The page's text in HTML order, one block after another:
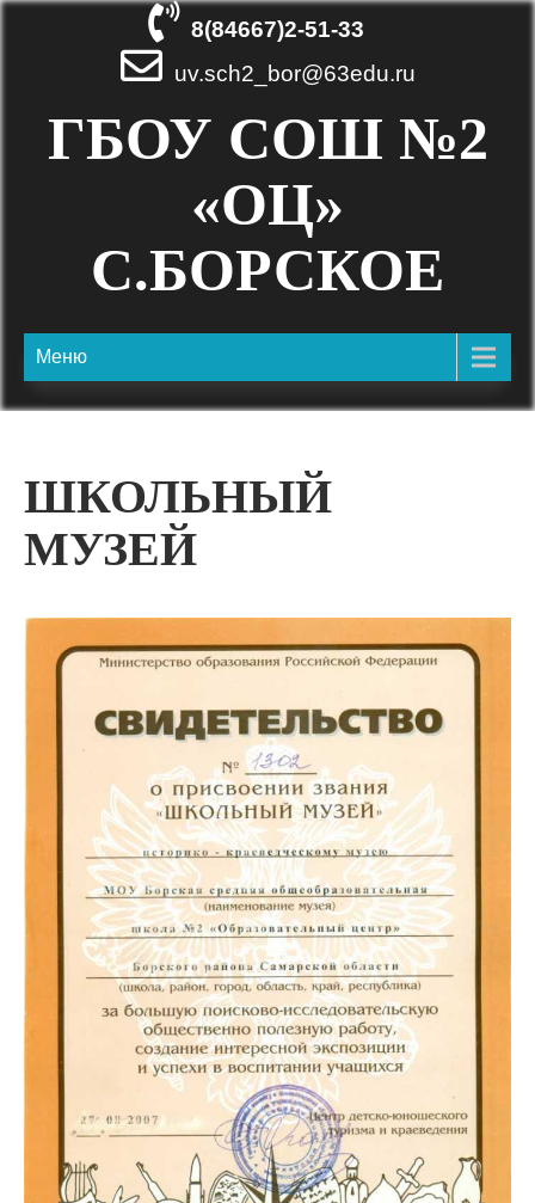
8(84667)2-51-33
uv.sch2_bor@63edu.ru
ГБОУ СОШ №2
«ОЦ»
С.БОРСКОЕ
Меню
ШКОЛЬНЫЙ
МУЗЕЙ